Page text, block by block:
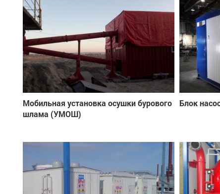
Мобильная установка осушки бурового
шлама (УМОШ)
Блок